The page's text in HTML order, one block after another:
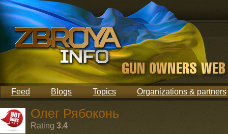
Feed Blogs Topics Organizations & partners
Олег Рябоконь
Rating 3.4